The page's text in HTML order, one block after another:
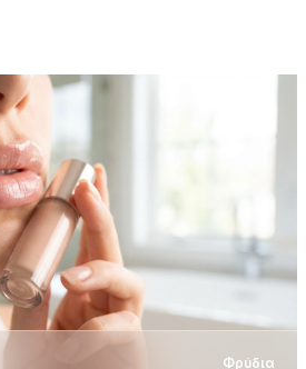
Φρύδια